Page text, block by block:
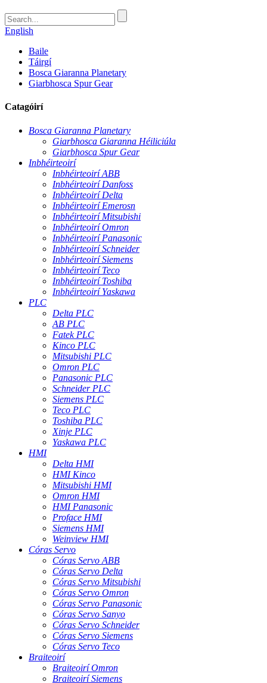
English
Baile
Táirgí
Bosca Giaranna Planetary
Giarbhosca Spur Gear
Catagóirí
Bosca Giaranna Planetary
Giarbhosca Giaranna Héiliciúla
Giarbhosca Spur Gear
Inbhéirteoirí
Inbhéirteoirí ABB
Inbhéirteoirí Danfoss
Inbhéirteoirí Delta
Inbhéirteoirí Emerosn
Inbhéirteoirí Mitsubishi
Inbhéirteoirí Omron
Inbhéirteoirí Panasonic
Inbhéirteoirí Schneider
Inbhéirteoirí Siemens
Inbhéirteoirí Teco
Inbhéirteoirí Toshiba
Inbhéirteoirí Yaskawa
PLC
Delta PLC
AB PLC
Fatek PLC
Kinco PLC
Mitsubishi PLC
Omron PLC
Panasonic PLC
Schneider PLC
Siemens PLC
Teco PLC
Toshiba PLC
Xinje PLC
Yaskawa PLC
HMI
Delta HMI
HMI Kinco
Mitsubishi HMI
Omron HMI
HMI Panasonic
Proface HMI
Siemens HMI
Weinview HMI
Córas Servo
Córas Servo ABB
Córas Servo Delta
Córas Servo Mitsubishi
Córas Servo Omron
Córas Servo Panasonic
Córas Servo Sanyo
Córas Servo Schneider
Córas Servo Siemens
Córas Servo Teco
Braiteoirí
Braiteoirí Omron
Braiteoirí Siemens